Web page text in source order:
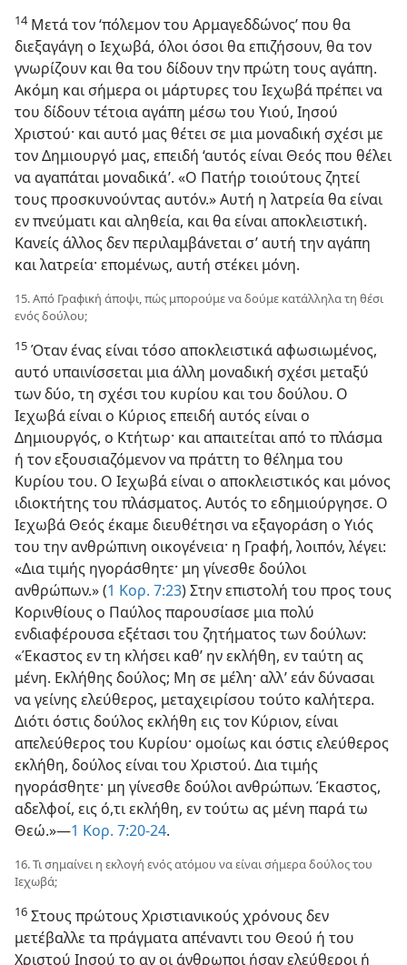
14Μετά τον ‘πόλεμον του Αρμαγεδδώνος’ που θα
διεξαγάγη ο Ιεχωβά, όλοι όσοι θα επιζήσουν, θα τον
γνωρίζουν και θα του δίδουν την πρώτη τους αγάπη.
Ακόμη και σήμερα οι μάρτυρες του Ιεχωβά πρέπει να
του δίδουν τέτοια αγάπη μέσω του Υιού, Ιησού
Χριστού· και αυτό μας θέτει σε μια μοναδική σχέσι με
τον Δημιουργό μας, επειδή ‘αυτός είναι Θεός που θέλει
να αγαπάται μοναδικά’. «Ο Πατήρ τοιούτους ζητεί
τους προσκυνούντας αυτόν.» Αυτή η λατρεία θα είναι
εν πνεύματι και αληθεία, και θα είναι αποκλειστική.
Κανείς άλλος δεν περιλαμβάνεται σ’ αυτή την αγάπη
και λατρεία· επομένως, αυτή στέκει μόνη.
15. Από Γραφική άποψι, πώς μπορούμε να δούμε κατάλληλα τη θέσι
ενός δούλου;
15 Όταν ένας είναι τόσο αποκλειστικά αφωσιωμένος,
αυτό υπαινίσσεται μια άλλη μοναδική σχέσι μεταξύ
των δύο, τη σχέσι του κυρίου και του δούλου. Ο
Ιεχωβά είναι ο Κύριος επειδή αυτός είναι ο
Δημιουργός, ο Κτήτωρ· και απαιτείται από το πλάσμα
ή τον εξουσιαζόμενον να πράττη το θέλημα του
Κυρίου του. Ο Ιεχωβά είναι ο αποκλειστικός και μόνος
ιδιοκτήτης του πλάσματος. Αυτός το εδημιούργησε. Ο
Ιεχωβά Θεός έκαμε διευθέτησι να εξαγοράση ο Υιός
του την ανθρώπινη οικογένεια· η Γραφή, λοιπόν, λέγει:
«Δια τιμής ηγοράσθητε· μη γίνεσθε δούλοι
ανθρώπων.» (1 Κορ. 7:23) Στην επιστολή του προς τους
Κορινθίους ο Παύλος παρουσίασε μια πολύ
ενδιαφέρουσα εξέτασι του ζητήματος των δούλων:
«Έκαστος εν τη κλήσει καθ’ ην εκλήθη, εν ταύτη ας
μένη. Εκλήθης δούλος; Μη σε μέλη· αλλ’ εάν δύνασαι
να γείνης ελεύθερος, μεταχειρίσου τούτο καλήτερα.
Διότι όστις δούλος εκλήθη εις τον Κύριον, είναι
απελεύθερος του Κυρίου· ομοίως και όστις ελεύθερος
εκλήθη, δούλος είναι του Χριστού. Δια τιμής
ηγοράσθητε· μη γίνεσθε δούλοι ανθρώπων. Έκαστος,
αδελφοί, εις ό,τι εκλήθη, εν τούτω ας μένη παρά τω
Θεώ.»—1 Κορ. 7:20-24.
16. Τι σημαίνει η εκλογή ενός ατόμου να είναι σήμερα δούλος του
Ιεχωβά;
16 Στους πρώτους Χριστιανικούς χρόνους δεν
μετέβαλλε τα πράγματα απέναντι του Θεού ή του
Χριστού Ιησού το αν οι άνθρωποι ήσαν ελεύθεροι ή